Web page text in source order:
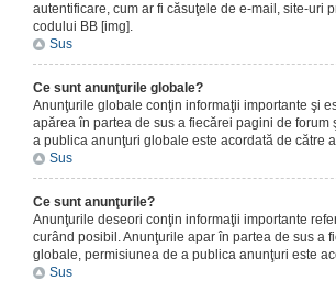
autentificare, cum ar fi căsuţele de e-mail, site-uri
codului BB [img].
Sus
Ce sunt anunţurile globale?
Anunţurile globale conţin informaţii importante şi
apărea în partea de sus a fiecărei pagini de
a publica anunţuri globale este acordată de către
Sus
Ce sunt anunţurile?
Anunţurile deseori conţin informaţii importante
curând posibil. Anunţurile apar în partea de sus a
globale, permisiunea de a publica anunţuri este
Sus